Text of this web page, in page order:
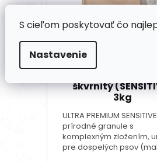
S cieľom poskytovať čo
Nastavenie